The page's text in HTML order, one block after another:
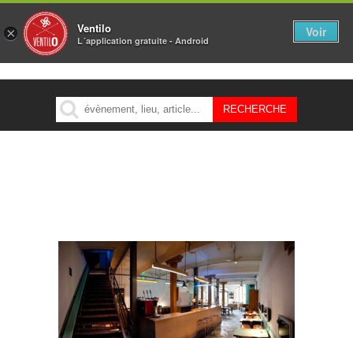
MENU
× Ventilo
L´application gratuite - Android
Voir